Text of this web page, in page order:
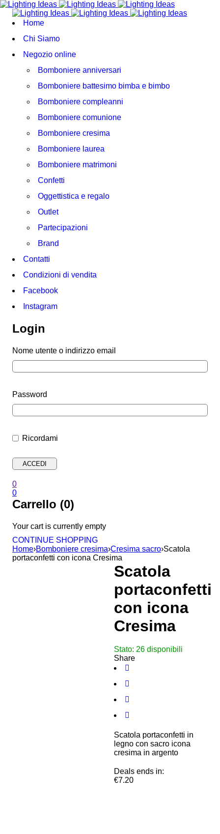
Home
Chi Siamo
Negozio online
Bomboniere anniversari
Bomboniere battesimo bimba e bimbo
Bomboniere compleanni
Bomboniere comunione
Bomboniere cresima
Bomboniere laurea
Bomboniere matrimoni
Confetti
Oggettistica e regalo
Outlet
Partecipazioni
Brand
Contatti
Condizioni di vendita
Facebook
Instagram
Login
Nome utente o indirizzo email
Password
Ricordami
0
0
Carrello (0)
Your cart is currently empty
CONTINUE SHOPPING
Home›Bomboniere cresima›Cresima sacro›Scatola
portaconfetti con icona Cresima
Scatola
portaconfetti
con icona
Cresima
Stato: 26 disponibili
Share
Scatola portaconfetti in
legno con sacro icona
cresima in argento
Deals ends in:
€7.20